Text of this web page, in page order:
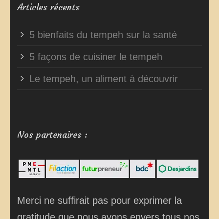
Articles récents
5 bienfaits du tempeh sur la santé
5 façons de cuisiner le tempeh
Le tempeh, un aliment à découvrir
Nos partenaires :
Merci ne suffirait pas pour exprimer la